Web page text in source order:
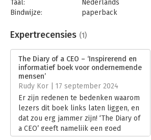
Taal:
Nederlands
Bindwijze:
paperback
Uitgever:
HarperCollins Holland
Verschijningsdatum:
13-2-2024
Hoofdrubriek:
Expertrecensies (1)
The Diary of a CEO – ‘Inspirerend en
informatief boek voor ondernemende
mensen’
Rudy Kor | 17 september 2024
Er zijn redenen te bedenken waarom
lezers dit boek links laten liggen, en
dat zou erg jammer zijn! ‘The Diary of
a CEO’ geeft namelijk een goed